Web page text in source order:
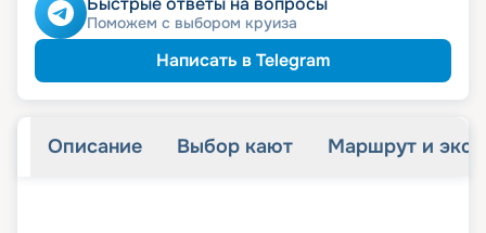
Поможем с выбором круиза
Написать в Telegram
Описание Выбор кают Маршрут и